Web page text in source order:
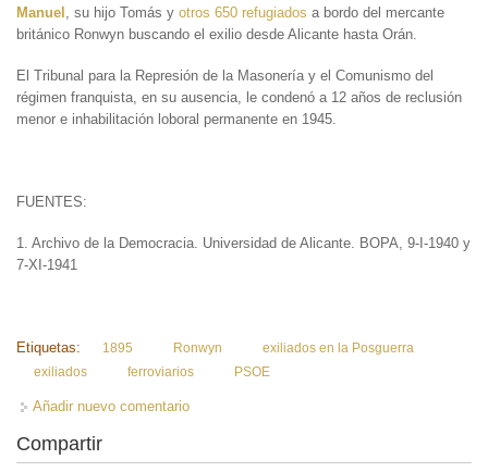
Manuel , su hijo Tomás y otros 650 refugiados a bordo del mercante
británico Ronwyn buscando el exilio desde Alicante hasta Orán.
El Tribunal para la Represión de la Masonería y el Comunismo del
régimen franquista, en su ausencia, le condenó a 12 años de reclusión
menor e inhabilitación loboral permanente en 1945.
FUENTES:
1. Archivo de la Democracia. Universidad de Alicante. BOPA, 9-I-1940 y
7-XI-1941
Etiquetas: 1895 Ronwyn
exiliados en la Posguerra
exiliados
ferroviarios PSOE
Añadir nuevo comentario
Compartir